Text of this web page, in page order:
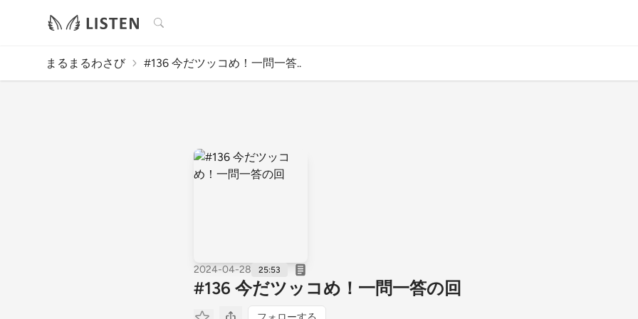
検索
まるまるわさび #136 今だツッコめ！一問一答..
2024-04-28 25:53
#136 今だツッコめ！一問一答の回